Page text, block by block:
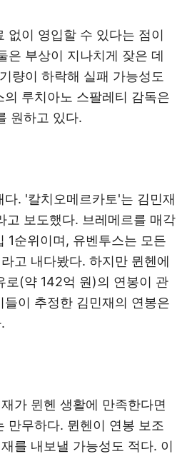
없이 영입할 수 있다는 점이
은 부상이 지나치게 잦은 데
량이 하락해 실패 가능성도
루치아노 스팔레티 감독은
원하고 있다.
다. '칼치오메르카토'는 김민재
고 보도했다. 브레메르를 매각
1순위이며, 유벤투스는 모든
고 내다봤다. 하지만 뮌헨에
로(약 142억 원)의 연봉이 관
이 추정한 김민재의 연봉은
가 뮌헨 생활에 만족한다면
만무하다. 뮌헨이 연봉 보조
를 내보낼 가능성도 적다. 이